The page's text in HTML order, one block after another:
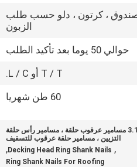
صندوق ، كرتون ، دلو حسب طلب
الزبون
حوالي 50 يوما بعد تأكيد الطلب
T / T أو L / C.
60 طن شهريا
3.15X30MM مسامير عرقوب حلقة ، مسامير رأس حلقة
التزيين ، مسامير حلقة عرقوب للتسقيف
,
Decking Head Ring Shank Nails
,
Ring Shank Nails For Roofing